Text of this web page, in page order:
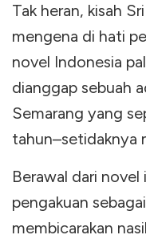
Tak heran, kisah
mengena di hati
novel Indonesia
dianggap sebuah
Semarang yang
tahun–setidaknya
Berawal dari novel
pengakuan
membicarakan